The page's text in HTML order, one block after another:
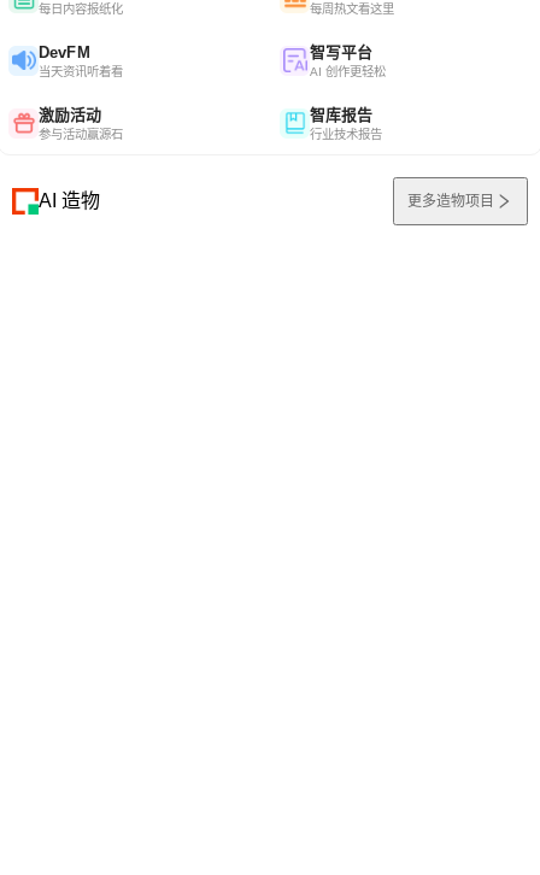
每日内容报纸化 每周热文看这里
DevFM
当天资讯听着看
智写平台
AI 创作更轻松
激励活动
参与活动赢源石
智库报告
行业技术报告
AI 造物 更多造物项目